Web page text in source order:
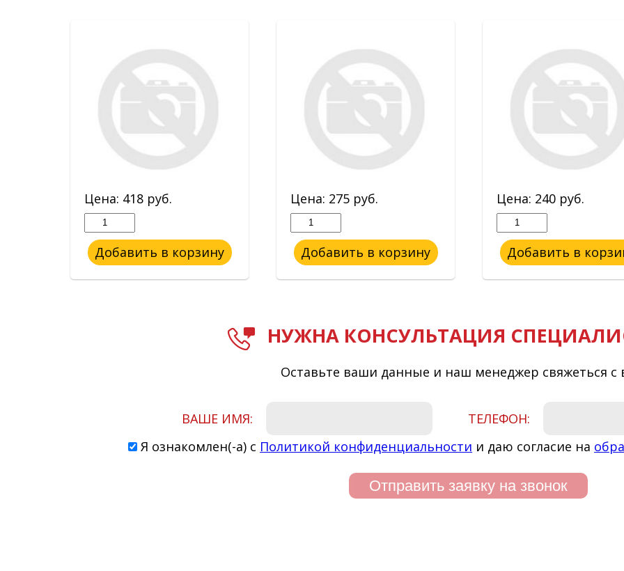
Цена: 418 руб.
Добавить в корзину
Цена: 275 руб.
Добавить в корзину
Цена: 240 руб.
Добавить в
НУЖНА КОНСУЛЬТАЦИЯ
Оставьте ваши данные и наш менеджер свяжеться с
ВАШЕ ИМЯ:
ТЕЛЕФОН:
Я ознакомлен(-а) с Политикой конфиденциальности и даю согласие на